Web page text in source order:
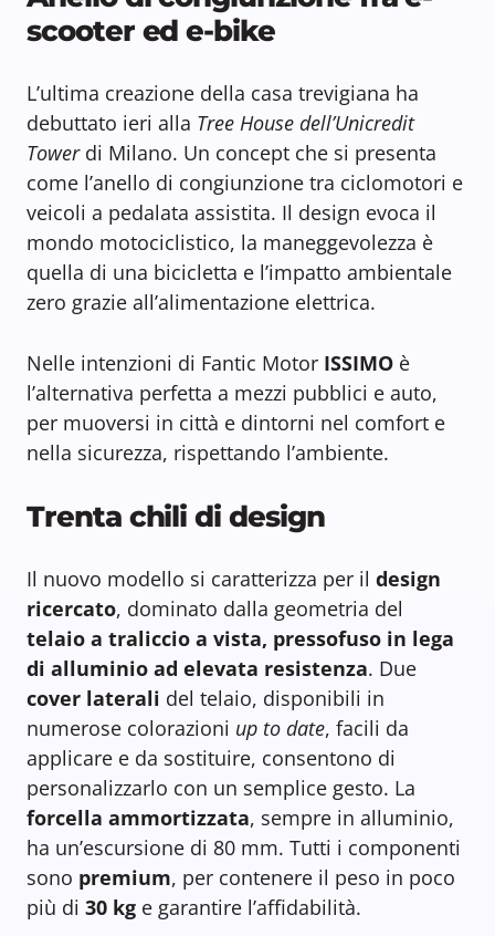
scooter ed e-bike
L’ultima creazione della casa trevigiana ha
debuttato ieri alla Tree House dell’Unicredit
Towerdi Milano. Un concept che si presenta
come l’anello di congiunzione tra ciclomotori e
veicoli a pedalata assistita. Il design evoca il
mondo motociclistico, la maneggevolezza è
quella di una bicicletta e l’impatto ambientale
zero grazie all’alimentazione elettrica.
Nelle intenzioni di Fantic Motor ISSIMO è
l’alternativa perfetta a mezzi pubblici e auto,
per muoversi in città e dintorni nel comfort e
nella sicurezza, rispettando l’ambiente.
Trenta chili di design
Il nuovo modello si caratterizza per il design
ricercato, dominato dalla geometria del
telaio a traliccio a vista, pressofuso in lega
di alluminio ad elevata resistenza. Due
cover laterali del telaio, disponibili in
numerose colorazioni up to date, facili da
applicare e da sostituire, consentono di
personalizzarlo con un semplice gesto. La
forcella ammortizzata, sempre in alluminio,
ha un’escursione di 80 mm. Tutti i componenti
sono premium, per contenere il peso in poco
più di 30 kg e garantire l’affidabilità.